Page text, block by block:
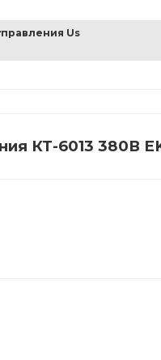
Us
КТ-6013 380В